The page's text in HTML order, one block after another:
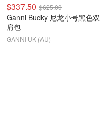
$337.50 $625.00
Ganni Bucky 尼龙小号黑色双
肩包
GANNI UK (AU)